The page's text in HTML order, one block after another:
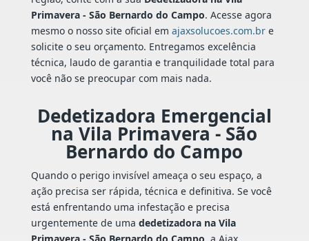
Primavera - São Bernardo do Campo. Acesse agora
mesmo o nosso site oficial em ajaxsolucoes.com.bre
solicite o seu orçamento. Entregamos excelência
técnica, laudo de garantia e tranquilidade total para
você não se preocupar com mais nada.
Dedetizadora Emergencial
na Vila Primavera - São
Bernardo do Campo
Quando o perigo invisível ameaça o seu espaço, a
ação precisa ser rápida, técnica e definitiva. Se você
está enfrentando uma infestação e precisa
urgentemente de uma dedetizadora na Vila